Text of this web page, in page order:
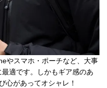
やスマホ・ポーチなど、大事
適です。しかもギア感のあ
心があってオシャレ！